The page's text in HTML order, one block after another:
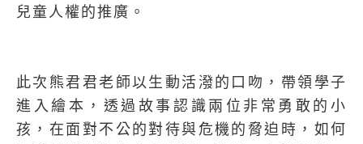
兒童人權的推廣。
此次熊君君老師以生動活潑的口吻，帶領學子
進入繪本，透過故事認識兩位非常勇敢的小
孩，在面對不公的對待與危機的脅迫時，如何